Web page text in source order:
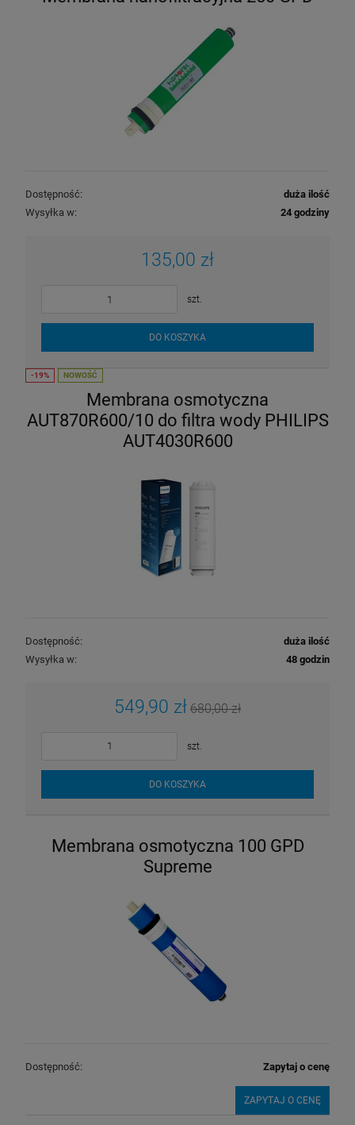
Dostępność:
duża ilość
Wysyłka w:
24 godziny
135,00 zł
szt.
DO KOSZYKA
Membrana osmotyczna
AUT870R600/10 do filtra wody PHILIPS
AUT4030R600
Dostępność:
duża ilość
Wysyłka w:
48 godzin
549,90 zł 680,00 zł
szt.
DO KOSZYKA
NOWOŚĆ
Membrana osmotyczna 100 GPD
Supreme
Dostępność: Zapytaj o cenę
ZAPYTAJ O CENĘ